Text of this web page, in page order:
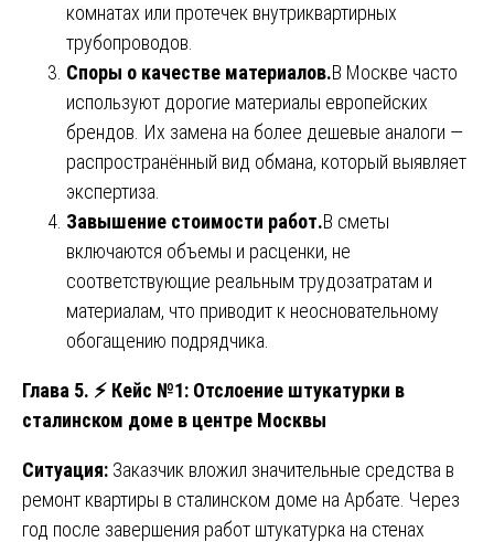
комнатах или протечек внутриквартирных
трубопроводов.
Споры о качестве материалов.В Москве часто
используют дорогие материалы европейских
брендов. Их замена на более дешевые аналоги —
распространённый вид обмана, который выявляет
экспертиза.
Завышение стоимости работ.В сметы
включаются объемы и расценки, не
соответствующие реальным трудозатратам и
материалам, что приводит к неосновательному
обогащению подрядчика.
Глава 5. ⚡ Кейс №1: Отслоение штукатурки в
сталинском доме в центре Москвы
Ситуация: Заказчик вложил значительные средства в
ремонт квартиры в сталинском доме на Арбате. Через
год после завершения работ штукатурка на стенах